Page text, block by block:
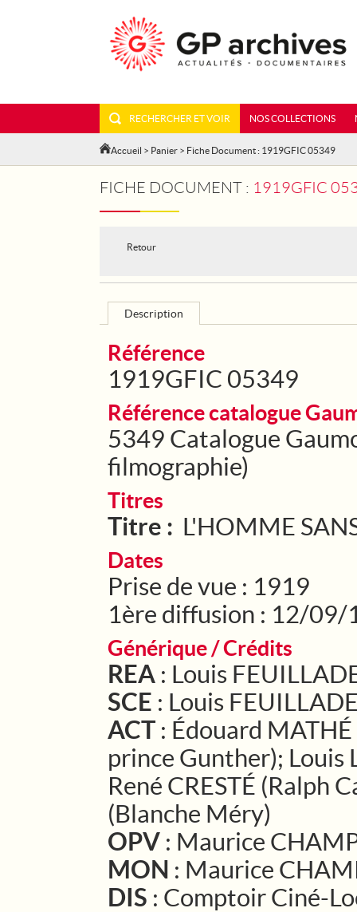
RECHERCHER ET VOIR NOS COLLECTIONS
Accueil > Panier > Fiche Document : 1919GFIC 05349
FICHE DOCUMENT : 1919GFIC
Retour
Description
Référence
1919GFIC 05349
Référence catalogue
5349 Catalogue
filmographie)
Titres
Titre : L'HOMME
Dates
Prise de vue : 1919
1ère diffusion : 12/09/
Générique / Crédits
REA : Louis
SCE : Louis
ACT : Édouard
prince Gunther); Louis
René CRESTÉ (Ralph
(Blanche Méry)
OPV : Maurice
MON : Maurice
DIS : Comptoir Ciné-